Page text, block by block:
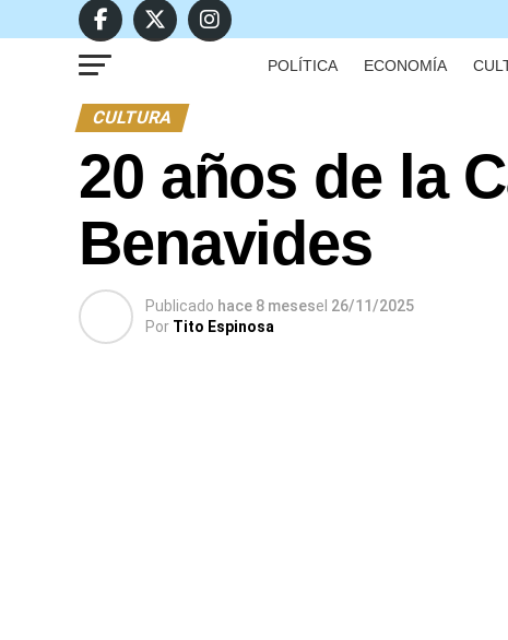
POLÍTICA ECONOMÍA
CULTURA
20 años de la
Benavides
Publicado hace 8 mesesel 26/11/2025
Por Tito Espinosa